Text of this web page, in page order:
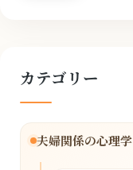
カテゴリー
夫婦関係の心理学